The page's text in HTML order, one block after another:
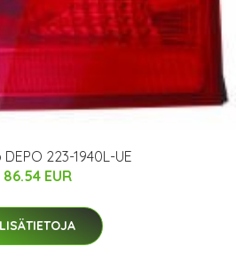
223-1940L-UE
86.54 EUR
LISÄTIETOJA